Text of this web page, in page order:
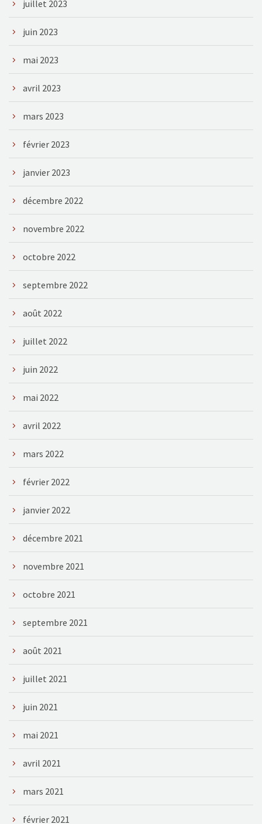
juillet 2023
juin 2023
mai 2023
avril 2023
mars 2023
février 2023
janvier 2023
décembre 2022
novembre 2022
octobre 2022
septembre 2022
août 2022
juillet 2022
juin 2022
mai 2022
avril 2022
mars 2022
février 2022
janvier 2022
décembre 2021
novembre 2021
octobre 2021
septembre 2021
août 2021
juillet 2021
juin 2021
mai 2021
avril 2021
mars 2021
février 2021